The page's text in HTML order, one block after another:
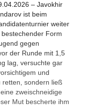
– Javokhir
ist beim
weiter
bestechender Form
gegen
der Runde mit 1,5
lag, versuchte gar
und
retten, sondern ließ
zweischneidige
Mut bescherte ihm